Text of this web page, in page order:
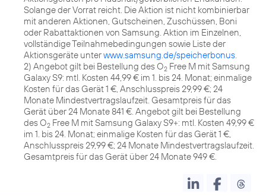
Solange der Vorrat reicht. Die Aktion ist nicht kombinierbar
mit anderen Aktionen, Gutscheinen, Zuschüssen, Boni
oder Rabattaktionen von Samsung. Aktion im Einzelnen,
vollständige Teilnahmebedingungen sowie Liste der
Aktionsgeräte unterwww.samsung.de/speicherbonus
2) Angebot gilt bei Bestellung des O2 Free M mit Samsung
Galaxy S9: mtl. Kosten 44,99 € im 1. bis 24. Monat; einmalige
Kosten für das Gerät 1 €, Anschlusspreis 29,99 €; 24
Monate Mindestvertragslaufzeit. Gesamtpreis für das
Gerät über 24 Monate 841 €. Angebot gilt bei Bestellung
des O2 Free M mit Samsung Galaxy S9+: mtl. Kosten 49,99 €
im 1. bis 24. Monat; einmalige Kosten für das Gerät 1 €,
Anschlusspreis 29,99 €; 24 Monate Mindestvertragslaufzeit.
Gesamtpreis für das Gerät über 24 Monate 949 €.